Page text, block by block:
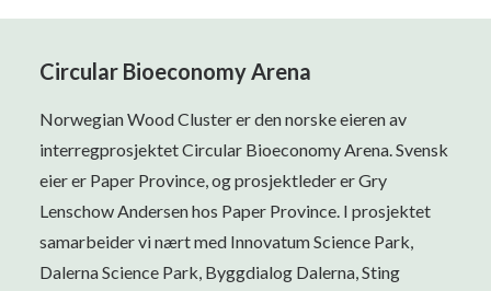
Circular Bioeconomy Arena
Norwegian Wood Cluster er den norske eieren av
interregprosjektet Circular Bioeconomy Arena. Svensk
eier er Paper Province, og prosjektleder er Gry
Lenschow Andersen hos Paper Province. I prosjektet
samarbeider vi nært med Innovatum Science Park,
Dalerna Science Park, Byggdialog Dalerna, Sting